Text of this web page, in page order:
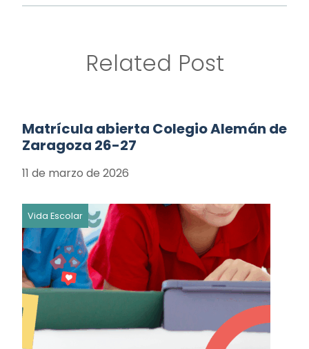
Related Post
Matrícula abierta Colegio Alemán de
Zaragoza 26-27
11 de marzo de 2026
Vida Escolar